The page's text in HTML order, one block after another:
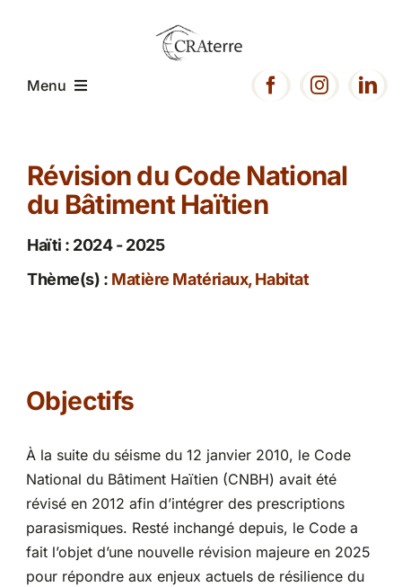
Menu
Présentation
Expertise
Ressources
Partenariats
Révision du Code National
du Bâtiment Haïtien
Haïti : 2024 - 2025
Thème(s) : Matière Matériaux, Habitat
Objectifs
À la suite du séisme du 12 janvier 2010, le Code
National du Bâtiment Haïtien (CNBH) avait été
révisé en 2012 afin d’intégrer des prescriptions
parasismiques. Resté inchangé depuis, le Code a
fait l’objet d’une nouvelle révision majeure en 2025
pour répondre aux enjeux actuels de résilience du